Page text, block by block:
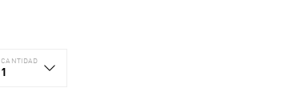
CANTIDAD
1